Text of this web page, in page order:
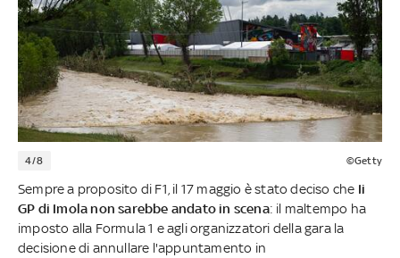
4/8 ©Getty
Sempre a proposito di F1, il 17 maggio è stato deciso che Ii
GP di Imola non sarebbe andato in scena: il maltempo ha
imposto alla Formula 1 e agli organizzatori della gara la
decisione di annullare l'appuntamento in